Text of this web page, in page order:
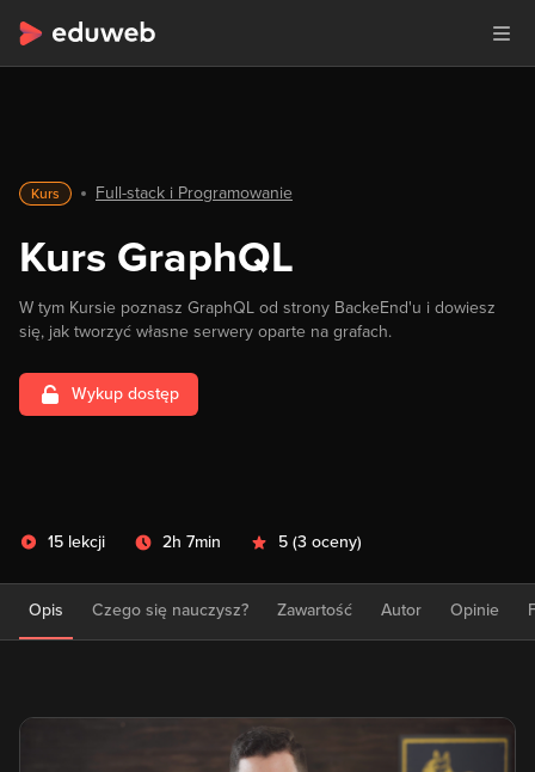
Kurs Full-stack i Programowanie
Kurs GraphQL
W tym Kursie poznasz GraphQL od strony BackeEnd'u i dowiesz
się, jak tworzyć własne serwery oparte na grafach.
Wykup dostęp
15 lekcji 2h 7min 5 (3 oceny)
Opis Czego się nauczysz? Zawartość Autor Opinie